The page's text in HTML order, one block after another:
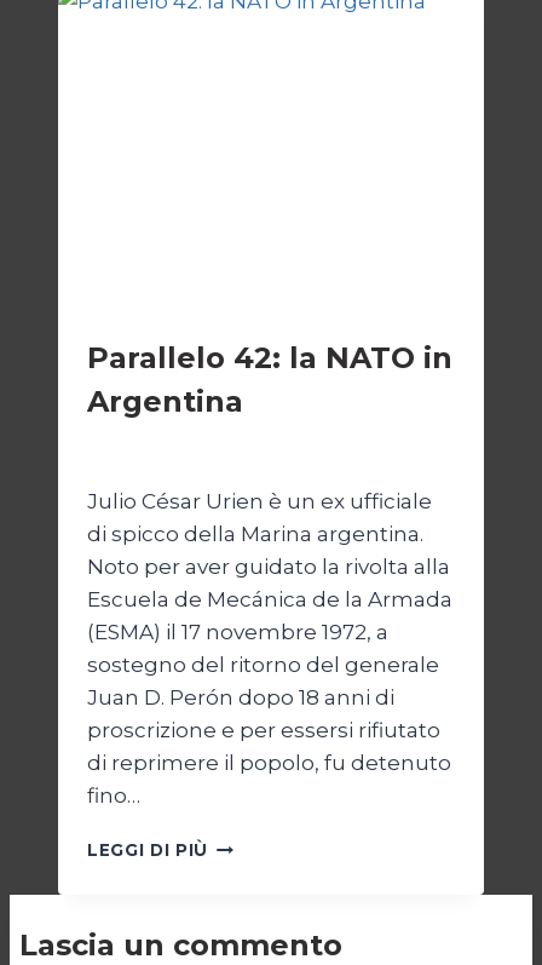
ONU
Parallelo 42: la NATO in
Argentina
Julio César Urien è un ex ufficiale
di spicco della Marina argentina.
Noto per aver guidato la rivolta alla
Escuela de Mecánica de la Armada
(ESMA) il 17 novembre 1972, a
sostegno del ritorno del generale
Juan D. Perón dopo 18 anni di
proscrizione e per essersi rifiutato
di reprimere il popolo, fu detenuto
fino…
LEGGI DI PIÙ PARALLELO
IN
Lascia un commento